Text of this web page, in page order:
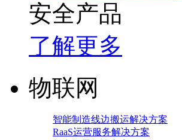
安全产品
了解更多
物联网
智能制造线边搬运解决方案
RaaS运营服务解决方案